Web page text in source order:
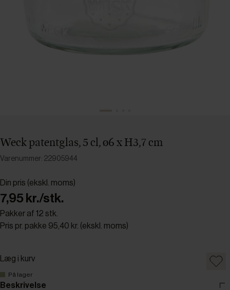
Weck patentglas, 5 cl, ø6 x H3,7 cm
Varenummer: 22905944
Din pris (ekskl. moms)
7,95 kr./stk.
Pakker af 12 stk.
Pris pr. pakke 95,40 kr. (ekskl. moms)
Læg i kurv
På lager
Beskrivelse